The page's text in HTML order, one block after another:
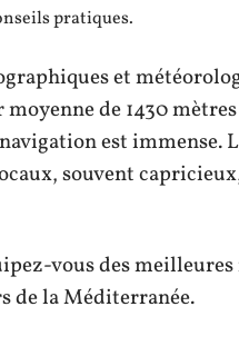
pratiques.
et
de 1430
est immense.
souvent
vous des
de la Méditerranée.